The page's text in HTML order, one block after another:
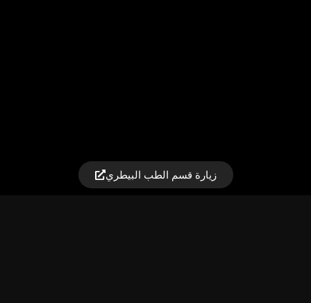
زيارة قسم الطب البيطري